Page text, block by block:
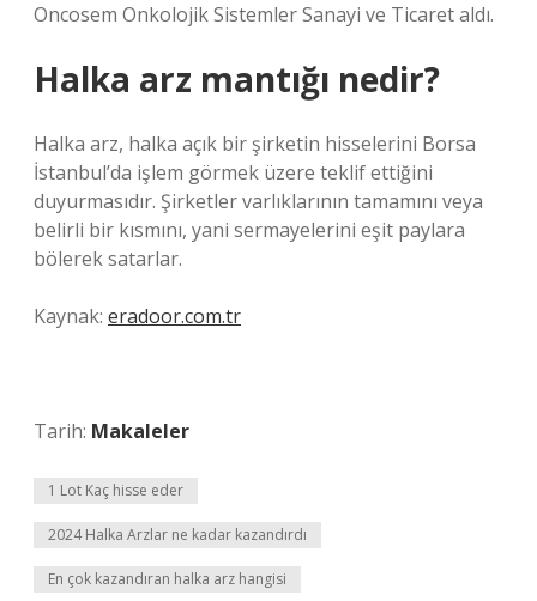
Oncosem Onkolojik Sistemler Sanayi ve Ticaret aldı.
Halka arz mantığı nedir?
Halka arz, halka açık bir şirketin hisselerini Borsa
İstanbul’da işlem görmek üzere teklif ettiğini
duyurmasıdır. Şirketler varlıklarının tamamını veya
belirli bir kısmını, yani sermayelerini eşit paylara
bölerek satarlar.
Kaynak: eradoor.com.tr
Tarih: Makaleler
1 Lot Kaç hisse eder
2024 Halka Arzlar ne kadar kazandırdı
En çok kazandıran halka arz hangisi